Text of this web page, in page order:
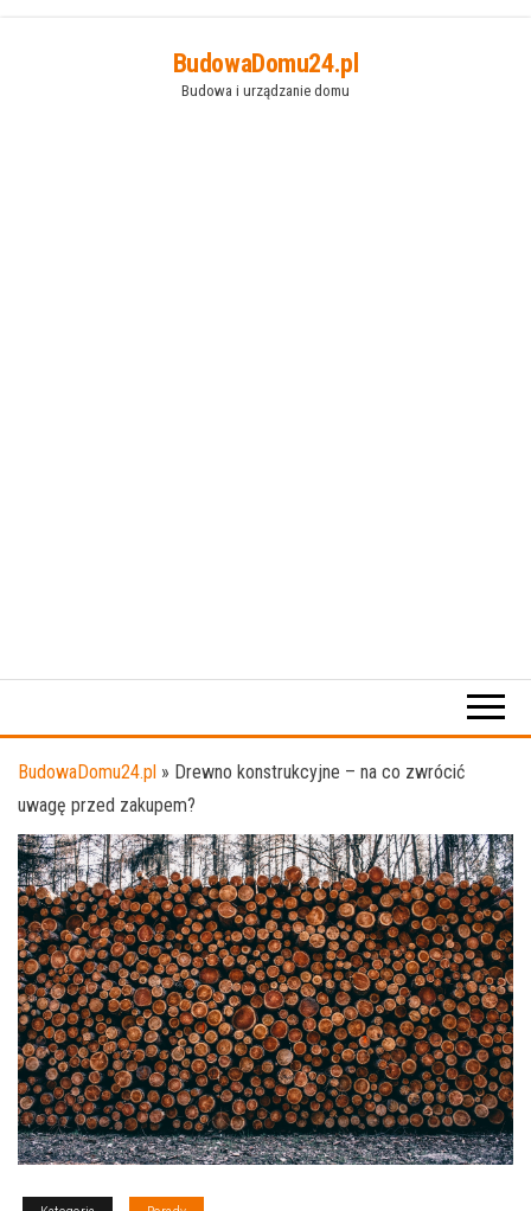
BudowaDomu24.pl
Budowa i urządzanie domu
BudowaDomu24.pl » Drewno konstrukcyjne – na co zwrócić
uwagę przed zakupem?